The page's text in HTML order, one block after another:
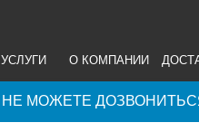
УСЛУГИ О КОМПАНИИ
НЕ МОЖЕТЕ